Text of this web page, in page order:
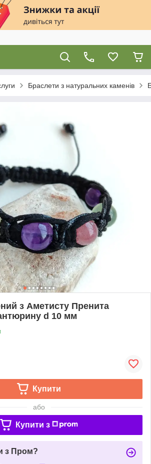
Браслети з натуральних каменів
з Аметисту Пренита
d 10 мм
Купити
або
Купити з
з Пром?